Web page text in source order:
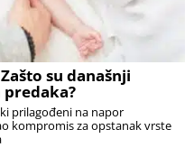
Zašto su današnji
prilagođeni na napor
kompromis za opstanak vrste